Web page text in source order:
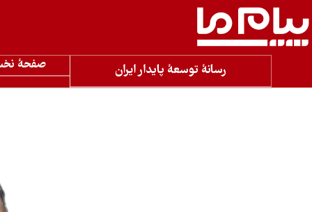
رسانۀ توسعۀ پایدار ایران صفحۀ